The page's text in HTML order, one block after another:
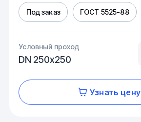
Под заказ ГОСТ 5525-88
Условный проход
DN 250х250
Узнать цену